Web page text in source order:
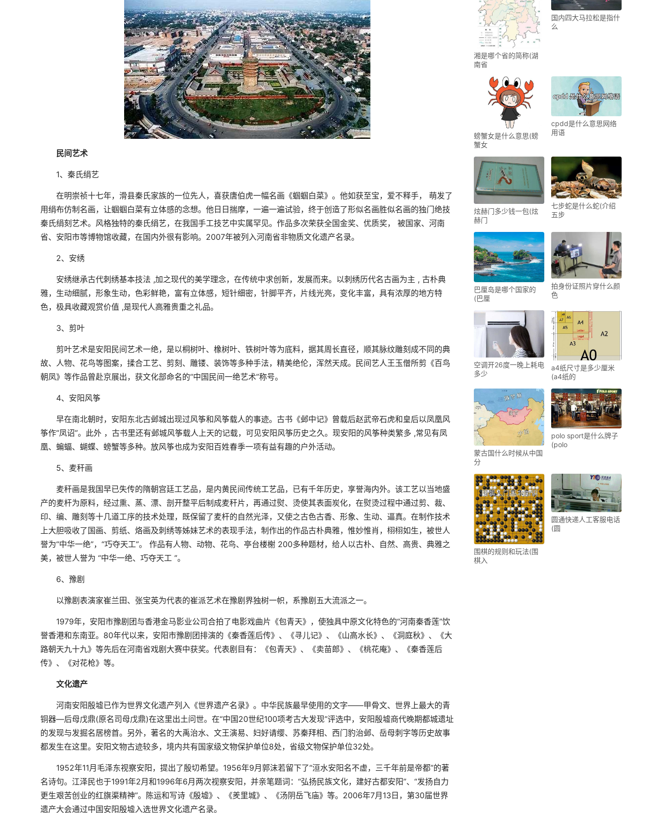
民间艺术
1、秦氏绢艺
在明崇祯十七年，滑县秦氏家族的一位先人，喜获唐伯虎一幅名画《蝈蝈白菜》。他如获至宝，爱不释手， 萌发了
用绢布仿制名画，让蝈蝈白菜有立体感的念想。他日日揣摩，一遍一遍试验，终于创造了形似名画胜似名画的独门绝技
秦氏绢刻艺术。风格独特的秦氏绢艺，在我国手工技艺中实属罕见。作品多次荣获全国金奖、优质奖， 被国家、河南
省、安阳市等博物馆收藏，在国内外很有影响。2007年被列入河南省非物质文化遗产名录。
2、安绣
安绣继承古代刺绣基本技法 ,加之现代的美学理念，在传统中求创新，发展而来。以刺绣历代名古画为主 , 古朴典
雅，生动细腻，形象生动，色彩鲜艳，富有立体感，短针细密，针脚平齐，片线光亮，变化丰富，具有浓厚的地方特
色，极具收藏观赏价值 ,是现代人高雅贵重之礼品。
3、剪叶
剪叶艺术是安阳民间艺术一绝，是以桐树叶、橡树叶、铁树叶等为底料，据其周长直径，顺其脉纹雕刻成不同的典
故、人物、花鸟等图案，揉合工艺、剪刻、雕镂、装饰等多种手法，精美绝伦，浑然天成。民间艺人王玉僧所剪《百鸟
朝凤》等作品曾赴京展出，获文化部命名的“中国民间一绝艺术”称号。
4、安阳风筝
早在南北朝时，安阳东北古邺城出现过风筝和风筝载人的事迹。古书《邺中记》曾载后赵武帝石虎和皇后以凤凰风
筝作“凤诏”。此外 ，古书里还有邺城风筝载人上天的记载，可见安阳风筝历史之久。现安阳的风筝种类繁多 ,常见有凤
凰、蝙蝠、蝴蝶、螃蟹等多种。放风筝也成为安阳百姓春季一项有益有趣的户外活动。
5、麦秆画
麦秆画是我国早已失传的隋朝宫廷工艺品，是内黄民间传统工艺品，已有千年历史，享誉海内外。该工艺以当地盛
产的麦杆为原料，经过熏、蒸、漂、剖开整平后制成麦秆片，再通过熨、烫使其表面炭化，在熨烫过程中通过剪、裁、
印、编、雕刻等十几道工序的技术处理，既保留了麦杆的自然光泽，又使之古色古香、形象、生动、逼真。在制作技术
上大胆吸收了国画、剪纸、烙画及刺绣等姊妹艺术的表现手法，制作出的作品古朴典雅，惟妙惟肖，栩栩如生，被世人
誉为“中华一绝”，“巧夺天工”。 作品有人物、动物、花鸟、亭台楼榭 200多种题材，给人以古朴、自然、高贵、典雅之
美，被世人誉为 “中华一绝、巧夺天工 ”。
6、豫剧
以豫剧表演家崔兰田、张宝英为代表的崔派艺术在豫剧界独树一帜，系豫剧五大流派之一。
1979年，安阳市豫剧团与香港金马影业公司合拍了电影戏曲片《包青天》，使独具中原文化特色的“河南秦香莲”饮
誉香港和东南亚。80年代以来，安阳市豫剧团排演的《秦香莲后传》、《寻儿记》、《山高水长》、《洞庭秋》、《大
路朝天九十九》等先后在河南省戏剧大赛中获奖。代表剧目有：《包青天》、《卖苗郎》、《桃花庵》、《秦香莲后
传》、《对花枪》等。
文化遗产
河南安阳殷墟已作为世界文化遗产列入《世界遗产名录》。中华民族最早使用的文字——甲骨文、世界上最大的青
铜器—后母戊鼎(原名司母戊鼎)在这里出土问世。在“中国20世纪100项考古大发现”评选中，安阳殷墟商代晚期都城遗址
的发现与发掘名居榜首。另外，著名的大禹治水、文王演易、妇好请缨、苏秦拜相、西门豹治邺、岳母刺字等历史故事
都发生在这里。安阳文物古迹较多，境内共有国家级文物保护单位8处，省级文物保护单位32处。
1952年11月毛泽东视察安阳，提出了殷切希望。1956年9月郭沫若留下了“洹水安阳名不虚，三千年前是帝都”的著
名诗句。江泽民也于1991年2月和1996年6月两次视察安阳，并亲笔题词：“弘扬民族文化，建好古都安阳”、“发扬自力
更生艰苦创业的红旗渠精神”。陈运和写诗《殷墟》、《羑里城》、《汤阴岳飞庙》等。2006年7月13日，第30届世界
遗产大会通过中国安阳殷墟入选世界文化遗产名录。
湘是哪个省的简称(湖
南省
国内四大马拉松是指什
么
螃蟹女是什么意思(螃
蟹女
cpdd是什么意思网络
用语
炫赫门多少钱一包(炫
赫门
七步蛇是什么蛇(介绍
五步
巴厘岛是哪个国家的
(巴厘
拍身份证照片穿什么颜
色
空调开26度一晚上耗电
多少
a4纸尺寸是多少厘米
(a4纸的
蒙古国什么时候从中国
分
polo sport是什么牌子
(polo
围棋的规则和玩法(围
棋入
圆通快递人工客服电话
(圆